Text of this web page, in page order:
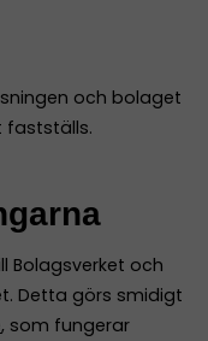
och bolaget
fastställs.
Bolagsverket och
Detta görs smidigt
, som fungerar